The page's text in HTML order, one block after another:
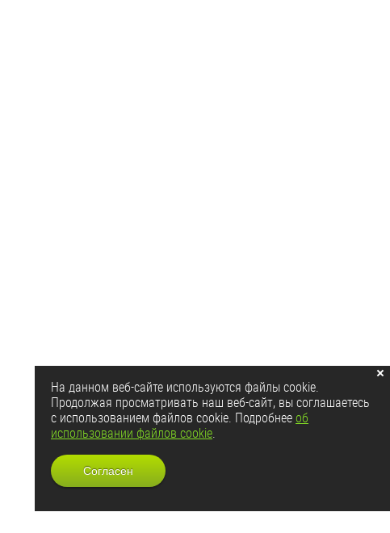
На данном веб-сайте используются файлы cookie.
Продолжая просматривать наш веб-сайт, вы соглашаетесь
с использованием файлов cookie. Подробнееоб
использовании файлов cookie.
Согласен